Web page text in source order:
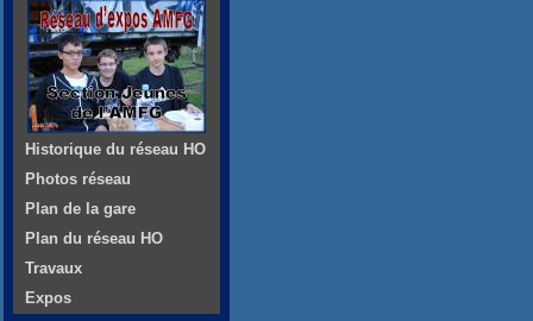
Historique du réseau HO
Photos réseau
Plan de la gare
Plan du réseau HO
Travaux
Expos